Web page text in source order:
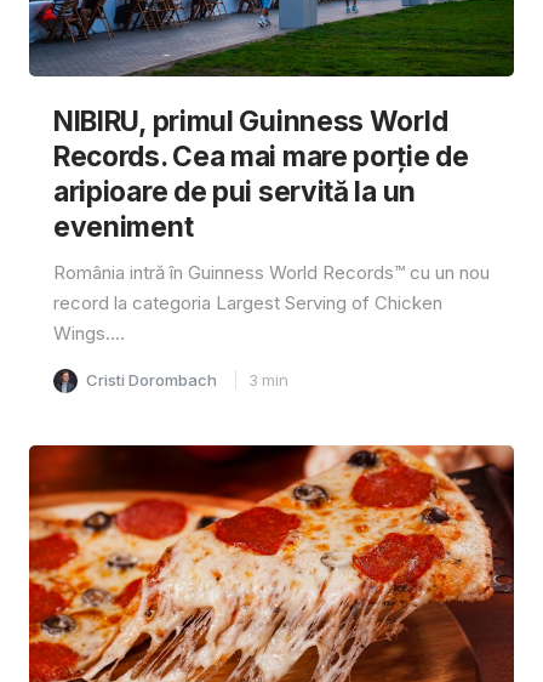
NIBIRU, primul Guinness World
Records. Cea mai mare porție de
aripioare de pui servită la un
eveniment
România intră în Guinness World Records™️ cu un nou
record la categoria Largest Serving of Chicken
Wings....
Cristi Dorombach 3 min